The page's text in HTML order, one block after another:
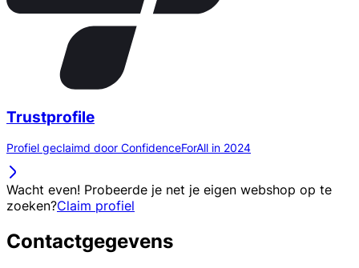
Trustprofile
Profiel geclaimd door ConfidenceForAll in 2024
Wacht even! Probeerde je net je eigen webshop op te
zoeken?Claim profiel
Contactgegevens